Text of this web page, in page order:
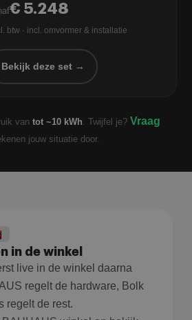
€ 5.248
btw · incl. omvormer & installatie
Bekijk deze set →
vantot ~10 kWh . Twijfel je? Vraag
jouw situatie door.
in de winkel
live in de winkel daarna
regelt de hardware, Bolk
regelt de rest.